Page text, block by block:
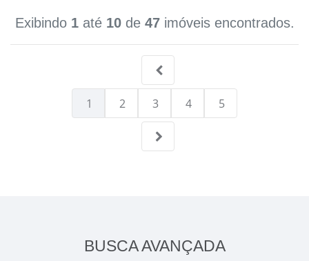
Exibindo 1até 10de 47imóveis encontrados.
1 2 3 4 5
BUSCA AVANÇADA